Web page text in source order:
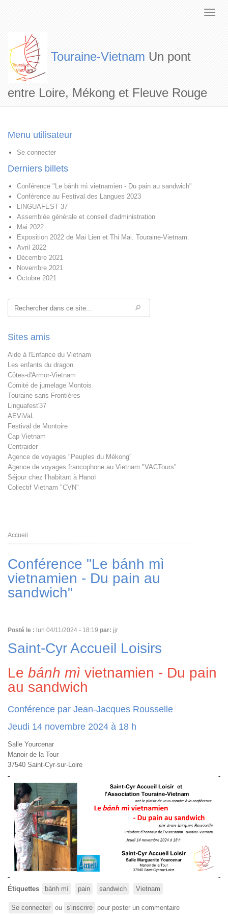
Touraine-Vietnam Un pont
entre Loire, Mékong et Fleuve Rouge
Menu utilisateur
Se connecter
Derniers billets
Conférence "Le bánh mì vietnamien - Du pain au sandwich"
Conférence au Festival des Langues 2023
LINGUAFEST 37
Assemblée générale et conseil d'administration
Mai 2022
Exposition 2022 de Mai Lien et Thi Mai. Touraine-Vietnam.
Avril 2022
Décembre 2021
Novembre 2021
Octobre 2021
Rechercher
Sites amis
Aide à l'Enfance du Vietnam
Les enfants du dragon
Côtes-d'Armor-Vietnam
Comité de jumelage Montois
Touraine sans Frontières
Linguafest'37
AEViVaL
Festival de Montoire
Cap Vietnam
Centraider
Agence de voyages "Peuples du Mékong"
Agence de voyages francophone au Vietnam "VACTours"
Séjour chez l’habitant à Hanoï
Collectif Vietnam "CVN"
Fil
Accueil
Conférence "Le bánh mì
vietnamien - Du pain au
sandwich"
Posté le : lun 04/11/2024 - 18:19 par: jjr
Saint-Cyr Accueil Loisirs
Le bánh mì vietnamien - Du pain
au sandwich
Conférence par Jean-Jacques Rousselle
Jeudi 14 novembre 2024 à 18 h
Salle Yourcenar
Manoir de la Tour
37540 Saint-Cyr-sur-Loire
Étiquettes bánh mì pain sandwich Vietnam
Se connecter ou s'inscrire pour poster un commentaire